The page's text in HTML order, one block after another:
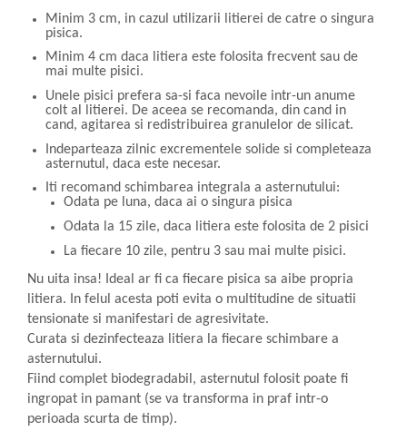
Minim 3 cm, in cazul utilizarii litierei de catre o singura
pisica.
Minim 4 cm daca litiera este folosita frecvent sau de
mai multe pisici.
Unele pisici prefera sa-si faca nevoile intr-un anume
colt al litierei. De aceea se recomanda, din cand in
cand, agitarea si redistribuirea granulelor de silicat.
Indeparteaza zilnic excrementele solide si completeaza
asternutul, daca este necesar.
Iti recomand schimbarea integrala a asternutului:
Odata pe luna, daca ai o singura pisica
Odata la 15 zile, daca litiera este folosita de 2 pisici
La fiecare 10 zile, pentru 3 sau mai multe pisici.
Nu uita insa! Ideal ar fi ca fiecare pisica sa aibe propria
litiera. In felul acesta poti evita o multitudine de situatii
tensionate si manifestari de agresivitate.
Curata si dezinfecteaza litiera la fiecare schimbare a
asternutului.
Fiind complet biodegradabil, asternutul folosit poate fi
ingropat in pamant (se va transforma in praf intr-o
perioada scurta de timp).